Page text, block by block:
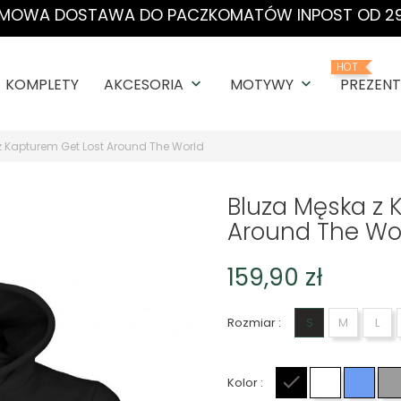
DOSTAWA DO PACZKOMATÓW INPOST OD
KOMPLETY AKCESORIA keyboard_arrow_down MOTYWY keyboard_arrow_down
HOT
Kapturem Get Lost Around The World
Bluza Męska z
Around The
159,90 zł
Rozmiar : S M L
Kolor :